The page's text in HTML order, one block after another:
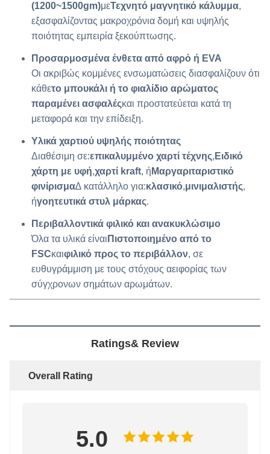
(1200~1500gm)μεΤεχνητό μαγνητικό κάλυμμα,
εξασφαλίζοντας μακροχρόνια δομή και υψηλής
ποιότητας εμπειρία ξεκούπτωσης.
Προσαρμοσμένα ένθετα από αφρό ή EVA
Οι ακριβώς κομμένες ενσωματώσεις διασφαλίζουν ότι
κάθετο μπουκάλι ή το φιαλίδιο αρώματος
παραμένει ασφαλέςκαι προστατεύεται κατά τη
μεταφορά και την επίδειξη.
Υλικά χαρτιού υψηλής ποιότητας
Διαθέσιμη σε:επικαλυμμένο χαρτί τέχνης, Ειδικό
χάρτη με υφή,χαρτί kraft, ή Μαργαριταριστικό
φινίρισμα∆ κατάλληλο για:κλασικό,μινιμαλιστής,
ήγοητευτικά στυλ μάρκας.
Περιβαλλοντικά φιλικό και ανακυκλώσιμο
Όλα τα υλικά είναι Πιστοποιημένο από το
FSCκαιφιλικό προς το περιβάλλον, σε
ευθυγράμμιση με τους στόχους αειφορίας των
σύγχρονων σημάτων αρωμάτων.
Ratings& Review
Overall Rating
5.0